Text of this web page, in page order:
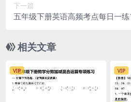
下一篇
五年级下册英语高频考点每日一
相关文章
VIP VIP